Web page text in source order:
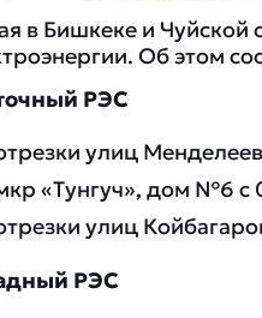
в Бишкеке и
Об этом
РЭС
улиц
«Тунгуч», дом №6 с
улиц
РЭС